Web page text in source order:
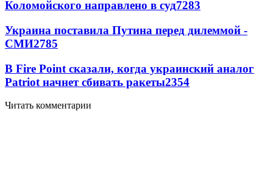
Коломойского направлено в суд7283
Украина поставила Путина перед дилеммой -
СМИ2785
В Fire Point сказали, когда украинский аналог
Patriot начнет сбивать ракеты2354
Читать комментарии